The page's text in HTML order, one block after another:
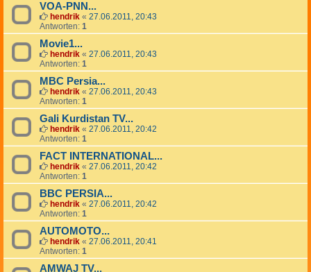
VOA-PNN...
hendrik « 27.06.2011, 20:43
Antworten: 1
Movie1...
hendrik « 27.06.2011, 20:43
Antworten: 1
MBC Persia...
hendrik « 27.06.2011, 20:43
Antworten: 1
Gali Kurdistan TV...
hendrik « 27.06.2011, 20:42
Antworten: 1
FACT INTERNATIONAL...
hendrik « 27.06.2011, 20:42
Antworten: 1
BBC PERSIA...
hendrik « 27.06.2011, 20:42
Antworten: 1
AUTOMOTO...
hendrik « 27.06.2011, 20:41
Antworten: 1
AMWAJ TV...